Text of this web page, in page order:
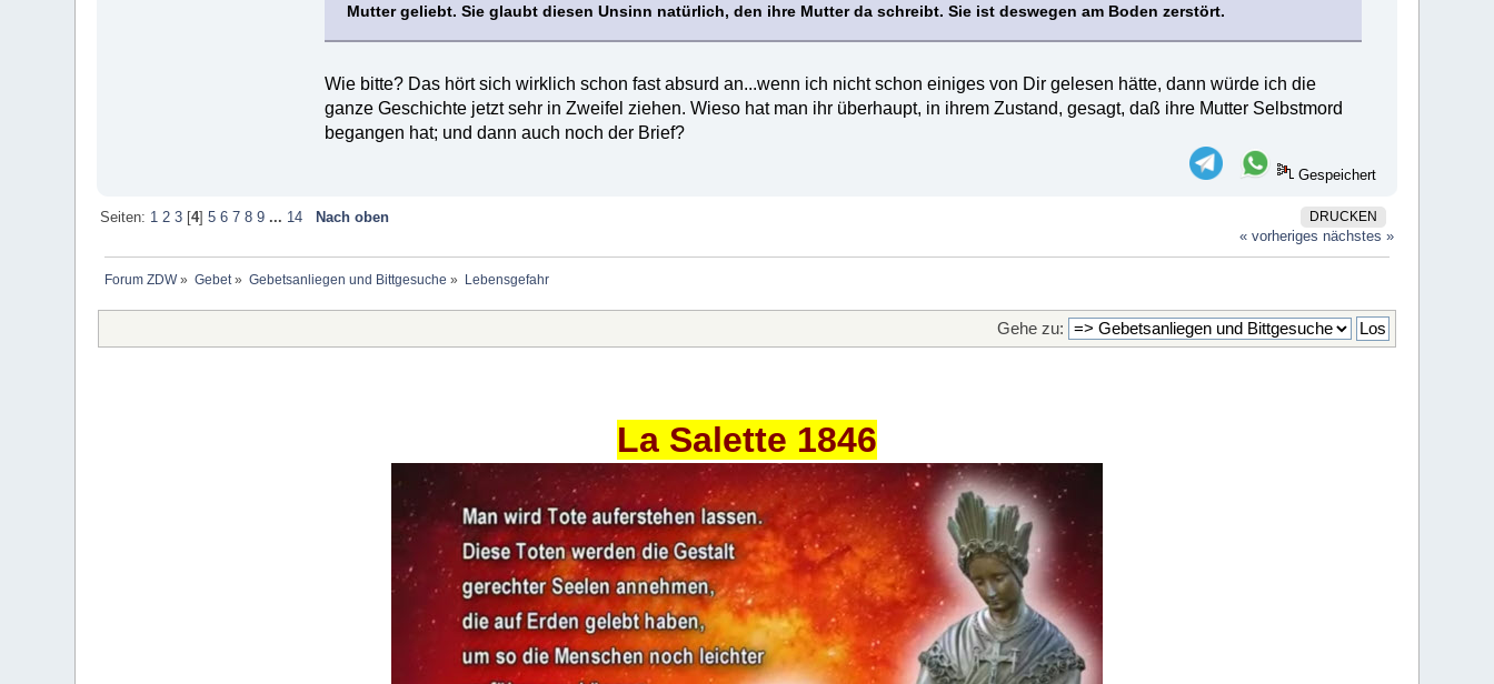
Mutter geliebt. Sie glaubt diesen Unsinn natürlich, den ihre Mutter da schreibt. Sie ist deswegen am Boden zerstört.
Wie bitte? Das hört sich wirklich schon fast absurd an...wenn ich nicht schon einiges von Dir gelesen hätte, dann würde ich die
ganze Geschichte jetzt sehr in Zweifel ziehen. Wieso hat man ihr überhaupt, in ihrem Zustand, gesagt, daß ihre Mutter Selbstmord
begangen hat; und dann auch noch der Brief?
Gespeichert
DRUCKEN
Seiten: 1 2 3[4] 5 6 7 8 9 ... 14
Nach oben
« vorheriges nächstes »
Forum ZDW» Gebet» Gebetsanliegen und Bittgesuche » Lebensgefahr
Gehe zu:
La Salette 1846